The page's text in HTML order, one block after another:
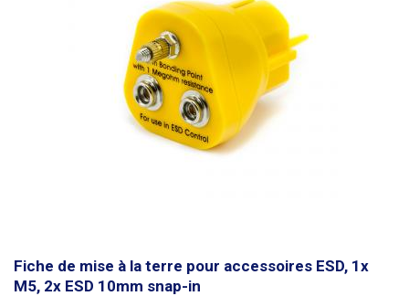
Fiche de mise à la terre pour accessoires ESD, 1x
M5, 2x ESD 10mm snap-in